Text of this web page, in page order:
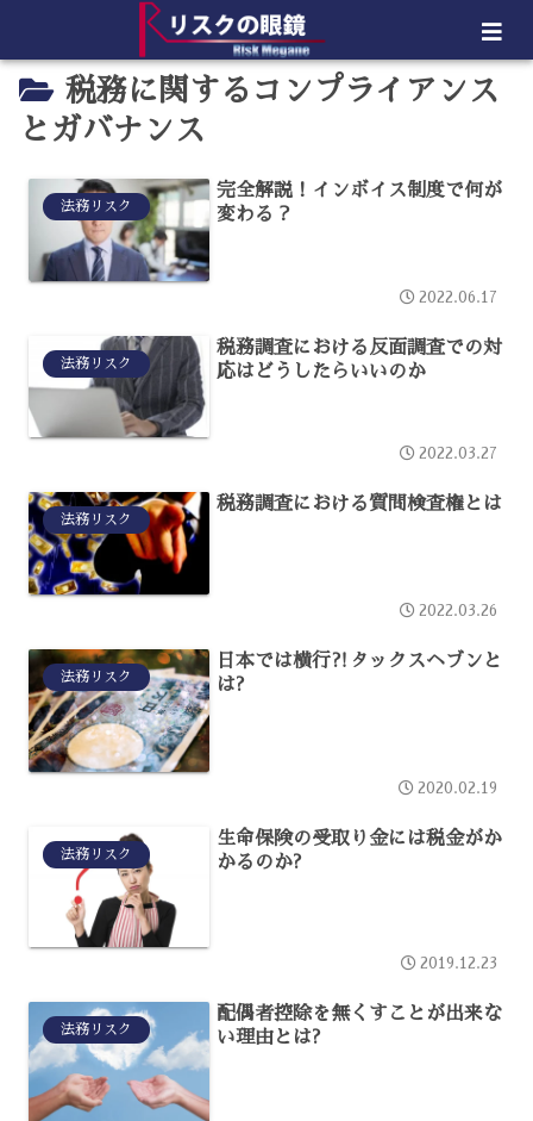
税務に関するコンプライアンス
とガバナンス
法務リスク
完全解説！インボイス制度で何が
変わる？
2022.06.17
法務リスク
税務調査における反面調査での対
応はどうしたらいいのか
2022.03.27
法務リスク
税務調査における質問検査権とは
2022.03.26
法務リスク
日本では横行⁈タックスヘブンと
は?
2020.02.19
法務リスク
生命保険の受取り金には税金がか
かるのか?
2019.12.23
法務リスク
配偶者控除を無くすことが出来な
い理由とは?